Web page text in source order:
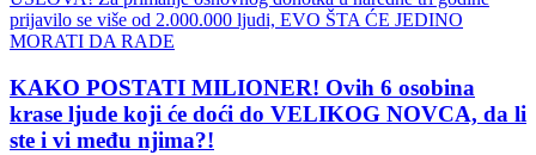
KAKO POSTATI MILIONER! Ovih 6 osobina
krase ljude koji će doći do VELIKOG NOVCA, da li
ste i vi među njima?!